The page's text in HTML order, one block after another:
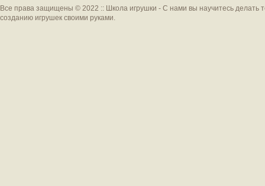
Все права защищены © 2022 :: Школа игрушки - С нами вы научитесь делать
созданию игрушек своими руками.